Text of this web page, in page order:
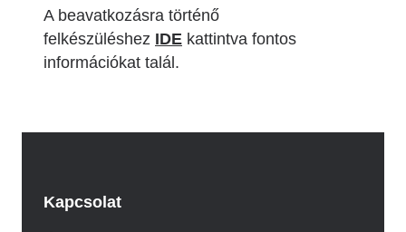
A beavatkozásra történő
felkészüléshez IDE kattintva fontos
információkat talál.
Kapcsolat